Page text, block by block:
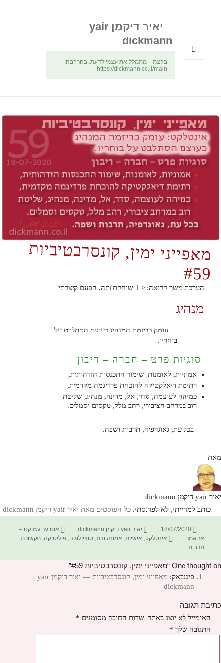
יאיר דיקמן yair
dickmann
בקצת – מתמלל את עצמי לדעת. בהרחבה:
https://dickmann.co.il/main
מאפייני ימין, קונסרבטיביות
#59
הערכת משך קריאה: < 1 שיחקת'ותה, הפעם קיצרתי
מנהיג
עומק כריזמת המנהיג כעוצם הסתלבט על
בוחריו.
סוגיות פרט – חברה – ריבון
אמוניות, לאומנות, שימור התכנסות הזדהותית,
רתימת דיאלקטיקה להוכחת פרדיגמה מקדמית,
כמיהה לעוצמה, סדר, אל, מדינה, מנהיג, שליטת
רוב במרחב הציבורי, רהב מלל, טקסים וסמלים.
בכל עת, גאוגרפיה, תרבות ושפה.
מאת
יאיר yair דיקמן dickmann
כותב למחייתי, לא לפרנסתי. כל הפוסטים מאת יאיר yair דיקמן dickmann‏
פורסם
בתאריך
18/07/2020 מחבר
יאיר yair דיקמן dickmann קטגוריות
אוט ער געזוקט –
אז אמר
תגיות
אינטלקט אישיות אמונה ודת ,סוציולוגיה ,פוליטיקה ,תקשורת
תרבות
One thought on “מאפייני ימין, קונסרבטיביות #59”
פינגבאק:
מאפייני ימין, קונסרבטיביות — יאיר דיקמן yair
dickmann
כתיבת תגובה
האימייל לא יוצג באתר. שדות החובה מסומנים *
התגובה שלך *